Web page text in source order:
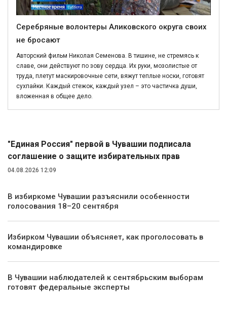
Серебряные волонтеры Аликовского округа своих
не бросают
Авторский фильм Николая Семенова. В тишине, не стремясь к
славе, они действуют по зову сердца. Их руки, мозолистые от
труда, плетут маскировочные сети, вяжут теплые носки, готовят
сухпайки. Каждый стежок, каждый узел – это частичка души,
вложенная в общее дело.
"Единая Россия" первой в Чувашии подписала
соглашение о защите избирательных прав
04.08.2026 12:09
В избиркоме Чувашии разъяснили особенности
голосования 18–20 сентября
Избирком Чувашии объясняет, как проголосовать в
командировке
В Чувашии наблюдателей к сентябрьским выборам
готовят федеральные эксперты